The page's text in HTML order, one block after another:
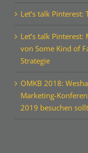
Let’s talk
Let’s talk
von Some Kind of
Strategie
OMKB 2018:
Marketing-
2019 besuchen